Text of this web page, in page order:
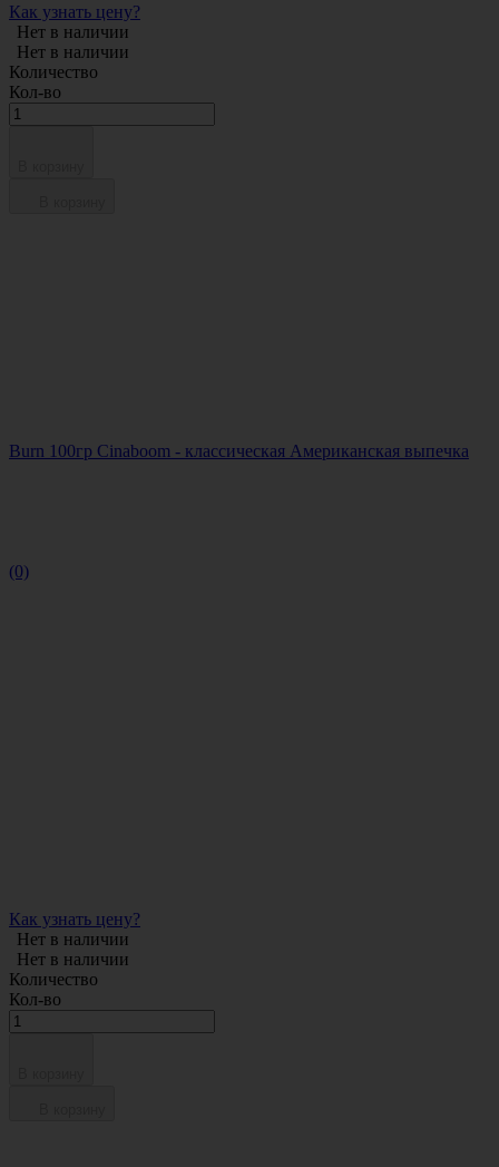
Как узнать цену?
Нет в наличии
Нет в наличии
Количество
Кол-во
Burn 100гр Cinaboom - классическая Американская выпечка
(0)
Как узнать цену?
Нет в наличии
Нет в наличии
Количество
Кол-во